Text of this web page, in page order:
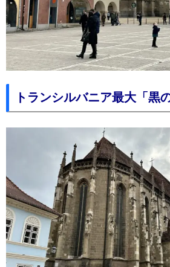
トランシルバニア最大「黒